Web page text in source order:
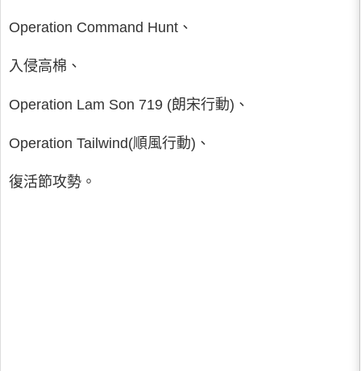
Operation Command Hunt、
入侵高棉、
Operation Lam Son 719 (朗宋行動)、
Operation Tailwind(順風行動)、
復活節攻勢。